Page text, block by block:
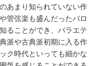
あまり知られていない作
管弦楽も盛んだったバロ
ることができ、バラエテ
派や古典派初期に入る作
ク時代といっても細かな